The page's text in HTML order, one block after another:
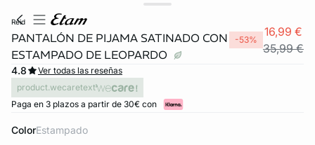
reid
PANTALÓN DE PIJAMA SATINADO CON
ESTAMPADO DE LEOPARDO
-53%
16,99 €
35,99 €
4.8
Ver todas las reseñas
product.wecaretext
Paga en 3 plazos a partir de 30€ con
Color estampado